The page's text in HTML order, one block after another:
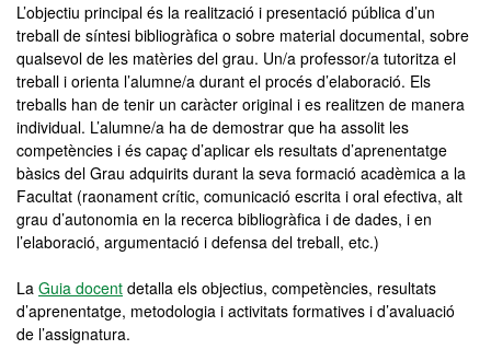
L’objectiu principal és la realització i presentació pública d’un
treball de síntesi bibliogràfica o sobre material documental, sobre
qualsevol de les matèries del grau. Un/a professor/a tutoritza el
treball i orienta l’alumne/a durant el procés d’elaboració. Els
treballs han de tenir un caràcter original i es realitzen de manera
individual. L’alumne/a ha de demostrar que ha assolit les
competències i és capaç d’aplicar els resultats d’aprenentatge
bàsics del Grau adquirits durant la seva formació acadèmica a la
Facultat (raonament crític, comunicació escrita i oral efectiva, alt
grau d’autonomia en la recerca bibliogràfica i de dades, i en
l’elaboració, argumentació i defensa del treball, etc.)
La Guia docent detalla els objectius, competències, resultats
d’aprenentatge, metodologia i activitats formatives i d’avaluació
de l’assignatura.